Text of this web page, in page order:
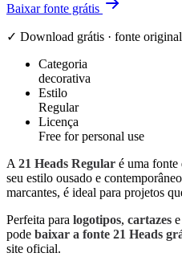
Baixar fonte grátis
✓ Download grátis · fonte original
Categoria
decorativa
Estilo
Regular
Licença
Free for personal use
A 21 Heads Regular é uma fonte
seu estilo ousado e
marcantes, é ideal para projetos
Perfeita para logotipos, cartazes e
pode baixar a fonte 21 Heads
site oficial.